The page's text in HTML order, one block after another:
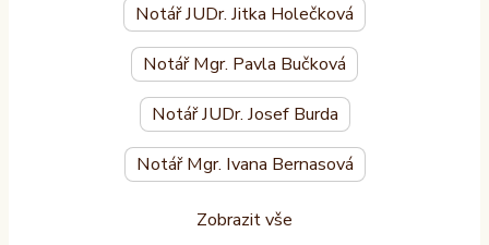
Notář JUDr. Jitka Holečková
Notář Mgr. Pavla Bučková
Notář JUDr. Josef Burda
Notář Mgr. Ivana Bernasová
Zobrazit vše